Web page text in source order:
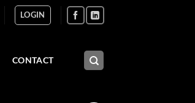
LOGIN
CONTACT